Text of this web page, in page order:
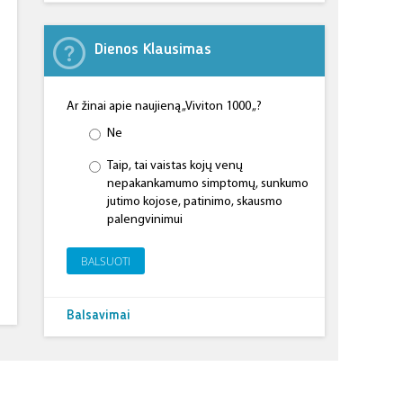
Dienos Klausimas
Ar žinai apie naujieną „Viviton 1000 „?
Ne
Taip, tai vaistas kojų venų
nepakankamumo simptomų, sunkumo
jutimo kojose, patinimo, skausmo
palengvinimui
BALSUOTI
Balsavimai